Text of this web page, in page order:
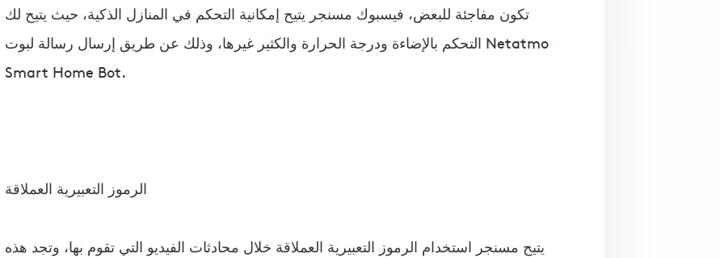
تكون مفاجئة للبعض، فيسبوك مسنجر يتيح إمكانية التحكم في المنازل الذكية، حيث يتيح لك
التحكم بالإضاءة ودرجة الحرارة والكثير غيرها، وذلك عن طريق إرسال رسالة لبوت Netatmo
Smart Home Bot.
الرموز التعبيرية العملاقة
يتيح مسنجر استخدام الرموز التعبيرية العملاقة خلال محادثات الفيديو التي تقوم بها، وتجد هذه